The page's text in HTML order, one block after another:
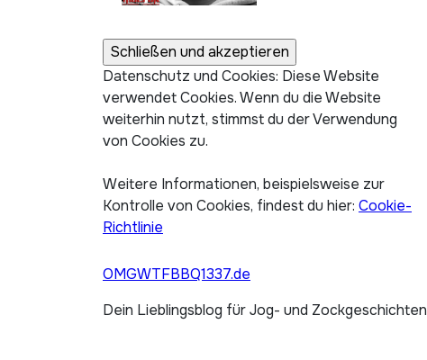
Datenschutz und Cookies: Diese Website
verwendet Cookies. Wenn du die Website
weiterhin nutzt, stimmst du der Verwendung
von Cookies zu.
Weitere Informationen, beispielsweise zur
Kontrolle von Cookies, findest du hier: Cookie-
Richtlinie
OMGWTFBBQ1337.de
Dein Lieblingsblog für Jog- und Zockgeschichten